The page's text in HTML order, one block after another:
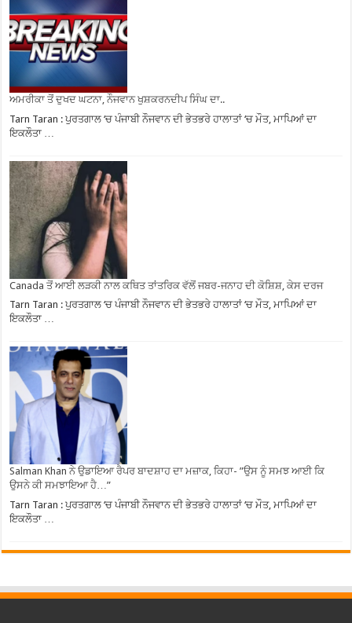
ਅਮਰੀਕਾ ਤੋਂ ਦੁਖਦ ਘਟਨਾ, ਨੌਜਵਾਨ ਖੁਸ਼ਕਰਨਦੀਪ ਸਿੰਘ ਦਾ..
Tarn Taran : ਪੁਰਤਗਾਲ ‘ਚ ਪੰਜਾਬੀ ਨੌਜਵਾਨ ਦੀ ਭੇਤਭਰੇ ਹਾਲਾਤਾਂ ‘ਚ ਮੌਤ, ਮਾਪਿਆਂ ਦਾ
ਇਕਲੌਤਾ …
Canada ਤੋਂ ਆਈ ਲੜਕੀ ਨਾਲ ਕਥਿਤ ਤਾਂਤਰਿਕ ਵੱਲੋਂ ਜਬਰ-ਜਨਾਹ ਦੀ ਕੋਸ਼ਿਸ਼, ਕੇਸ ਦਰਜ
Tarn Taran : ਪੁਰਤਗਾਲ ‘ਚ ਪੰਜਾਬੀ ਨੌਜਵਾਨ ਦੀ ਭੇਤਭਰੇ ਹਾਲਾਤਾਂ ‘ਚ ਮੌਤ, ਮਾਪਿਆਂ ਦਾ
ਇਕਲੌਤਾ …
Salman Khan ਨੇ ਉਡਾਇਆ ਰੈਪਰ ਬਾਦਸ਼ਾਹ ਦਾ ਮਜ਼ਾਕ, ਕਿਹਾ- ”ਉਸ ਨੂੰ ਸਮਝ ਆਈ ਕਿ
ਉਸਨੇ ਕੀ ਸਮਝਾਇਆ ਹੈ…”
Tarn Taran : ਪੁਰਤਗਾਲ ‘ਚ ਪੰਜਾਬੀ ਨੌਜਵਾਨ ਦੀ ਭੇਤਭਰੇ ਹਾਲਾਤਾਂ ‘ਚ ਮੌਤ, ਮਾਪਿਆਂ ਦਾ
ਇਕਲੌਤਾ …